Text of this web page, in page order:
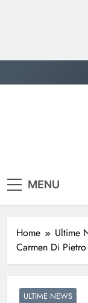
to
MENU
Home
Ultime
Carmen Di
ULTIME NEWS